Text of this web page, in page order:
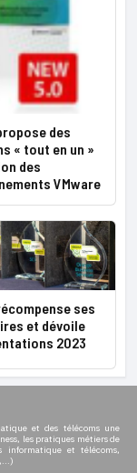
des
« tout en un »
des
VMware
ses
et dévoile
2023
et des télécoms une
les pratiques métiers de
informatique et télécoms,